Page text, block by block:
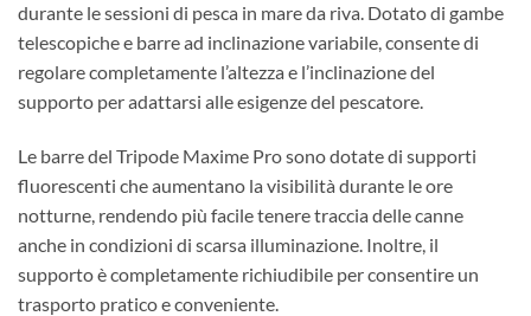
durante le sessioni di pesca in mare da riva. Dotato di gambe
telescopiche e barre ad inclinazione variabile, consente di
regolare completamente l’altezza e l’inclinazione del
supporto per adattarsi alle esigenze del pescatore.
Le barre del Tripode Maxime Pro sono dotate di supporti
fluorescenti che aumentano la visibilità durante le ore
notturne, rendendo più facile tenere traccia delle canne
anche in condizioni di scarsa illuminazione. Inoltre, il
supporto è completamente richiudibile per consentire un
trasporto pratico e conveniente.